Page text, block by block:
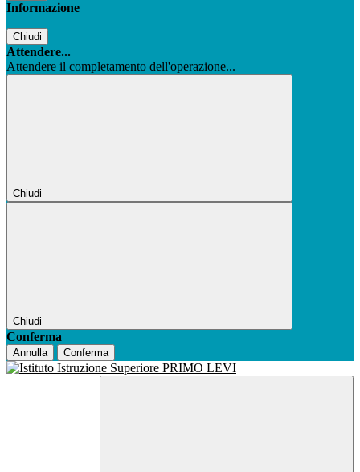
Informazione
Chiudi
Attendere...
Attendere il completamento dell'operazione...
Chiudi
Chiudi
Conferma
Annulla Conferma